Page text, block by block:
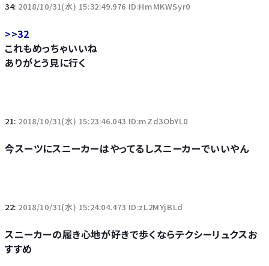
34: 2018/10/31(水) 15:32:49.976 ID:HmMKWSyr0
>>32
これもめっちゃいいね
ありがとう見に行く
21: 2018/10/31(水) 15:23:46.043 ID:mZd3ObYL0
今スーツにスニーカーはやってるしスニーカーでいいやん
22: 2018/10/31(水) 15:24:04.473 ID:zL2MYjBLd
スニーカーの履き心地が好きで歩くならテクシーリュクスお
すすめ